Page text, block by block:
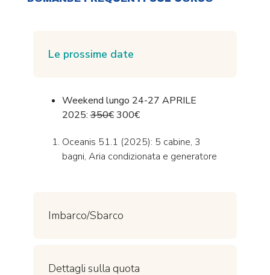
Le prossime date
Weekend lungo 24-27 APRILE
2025:350€ 300€
Oceanis 51.1 (2025): 5 cabine, 3
bagni, Aria condizionata e generatore
Imbarco/Sbarco
Dettagli sulla quota